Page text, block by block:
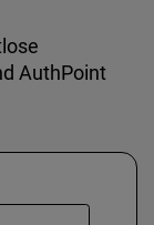
AuthPoint